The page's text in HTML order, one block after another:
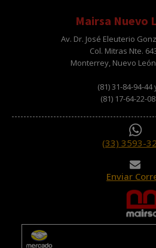
Mairsa Nuevo
Av. Dr. José Eleuterio
Col. Mitras Nte.
Monterrey, Nuevo
(81) 31-84-94-44
(81) 17-64-22-08
(33) 3593-
Enviar